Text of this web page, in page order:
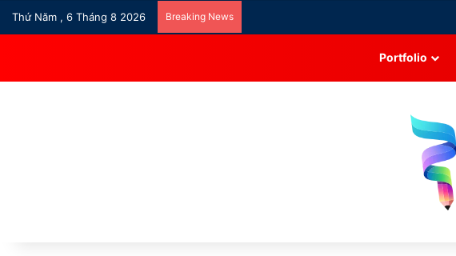
Thứ Năm , 6 Tháng 8 2026 Breaking News
Portfolio